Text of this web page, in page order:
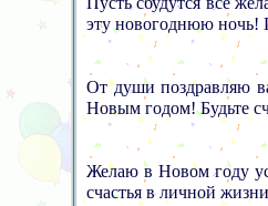
эту новогоднюю ночь!
От души поздравляю
Новым годом! Будьте
Желаю в Новом году
счастья в личной